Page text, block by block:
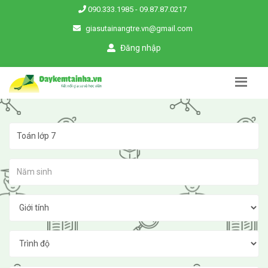
090.333.1985 - 09.87.87.0217
giasutainangtre.vn@gmail.com
Đăng nhập